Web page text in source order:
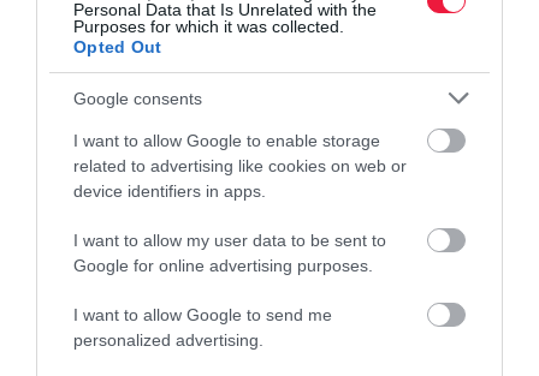
Personal Data that Is Unrelated with the
Purposes for which it was collected.
Opted Out
Google consents
I want to allow Google to enable storage
related to advertising like cookies on web or
device identifiers in apps.
I want to allow my user data to be sent to
Google for online advertising purposes.
I want to allow Google to send me
personalized advertising.
ENERGIA
A bankvezér után az energiaóriás vezetőit mentette
Folytatódnak a kormányváltást követő személycserék az állami
vállalatoknál. A mai napon felmentettem Mátrai Károlyt, az MVM
vezérigazgatóját, valamint Czepek Gábort, az igazgatóság elnökét
– írta a…